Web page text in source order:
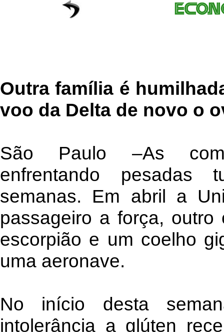
Outra família é
voo da Delta de novo o
São Paulo –As
enfrentando pesadas
semanas. Em abril a
passageiro a força,
escorpião e um coelho
uma aeronave.
No início desta
intolerância a glúten